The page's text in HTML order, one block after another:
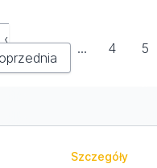
‹
… 4 5
Szczegóły